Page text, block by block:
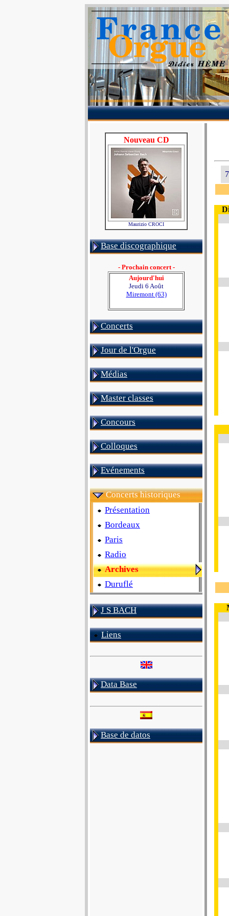
Nouveau CD
Maurizio CROCI
Base discographique
- Prochain concert -
Aujourd'hui
Jeudi 6 Août
Miremont (63)
Concerts
Jour de l'Orgue
Médias
Master classes
Concours
Colloques
Evénements
Concerts historiques
Présentation
Bordeaux
Paris
Radio
Archives
Duruflé
J S BACH
Liens
Data Base
Base de datos